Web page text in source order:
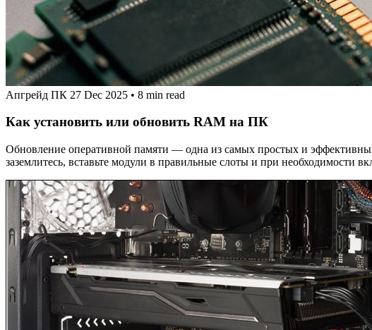
Апгрейд ПК 27 Dec 2025 • 8 min read
Как установить или обновить RAM на ПК
Обновление оперативной памяти — одна из самых простых и
заземлитесь, вставьте модули в правильные слоты и при необходимости